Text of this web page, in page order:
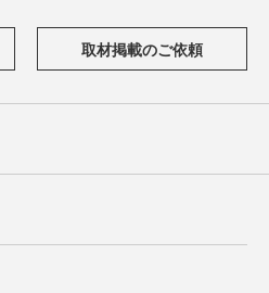
取材掲載のご依頼